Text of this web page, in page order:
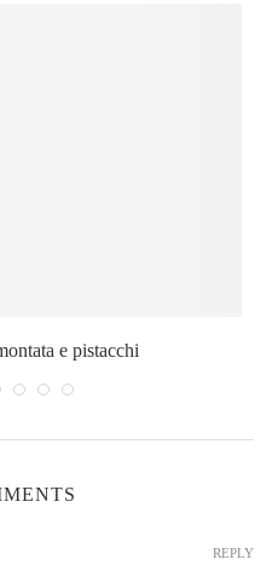
e pistacchi
REPLY